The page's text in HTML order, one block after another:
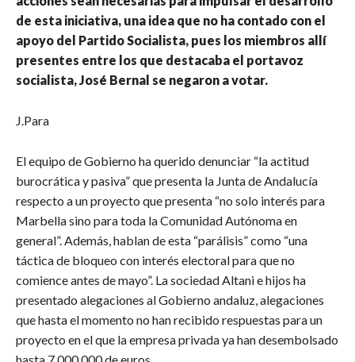
de esta iniciativa, una idea que no ha contado con el
apoyo del Partido Socialista, pues los miembros allí
presentes entre los que destacaba el portavoz
socialista, José Bernal se negaron a votar.
J.Para
El equipo de Gobierno ha querido denunciar “la actitud
burocrática y pasiva” que presenta la Junta de Andalucía
respecto a un proyecto que presenta “no solo interés para
Marbella sino para toda la Comunidad Autónoma en
general”. Además, hablan de esta “parálisis” como “una
táctica de bloqueo con interés electoral para que no
comience antes de mayo”. La sociedad Altani e hijos ha
presentado alegaciones al Gobierno andaluz, alegaciones
que hasta el momento no han recibido respuestas para un
proyecto en el que la empresa privada ya han desembolsado
hasta 7.000.000 de euros.